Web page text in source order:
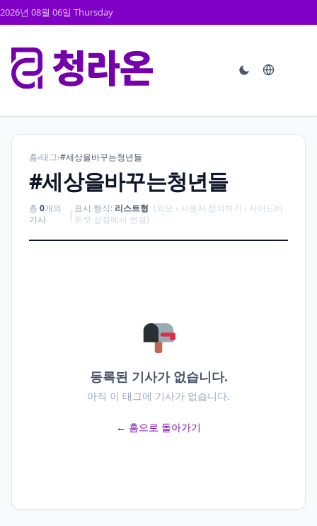
2026년 08월 06일 Thursday
홈›태그›#세상을바꾸는청년들
#세상을바꾸는청년들
총 0개의
기사
| 표시 형식: 리스트형 (외모 › 사용자 정의하기 › 사이드바
위젯 설정에서 변경)
등록된 기사가 없습니다.
아직 이 태그에 기사가 없습니다.
← 홈으로 돌아가기